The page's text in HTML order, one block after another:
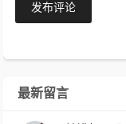
发布评论
最新留言